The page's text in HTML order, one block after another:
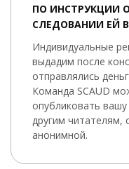
ПО ИНСТРУКЦИИ
СЛЕДОВАНИИ ЕЙ
Индивидуальные
выдадим после
отправлялись
Команда SCAUD
опубликовать
другим читателям,
анонимной.